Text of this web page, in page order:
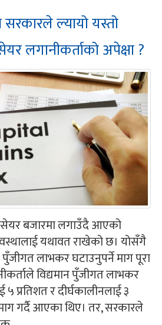
ल्यायो यस्तो
लगानीकर्ताको अपेक्षा ?
बजारमा लगाउँदै आएको
यथावत राखेको छ। योसँगै
लाभकर घटाउनुपर्ने माग पूरा
विद्यमान पुँजीगत लाभकर
प्रतिशत र दीर्घकालीनलाई ३
गर्दै आएका थिए। तर, सरकारले